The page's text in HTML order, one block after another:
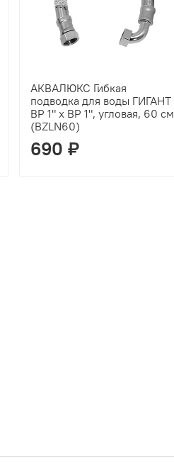
АКВАЛЮКС Гибкая
подводка для воды ГИГАНТ
ВР 1" х ВР 1", угловая, 60 см
(BZLN60)
690 ₽